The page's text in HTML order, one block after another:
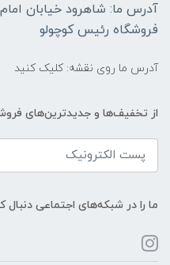
آدرس ما: شاهرود خیابان
فروشگاه رئیس کوچولو
آدرس ما روی نقشه: کلیک کنید
از تخفیف‌ها و جدیدترین‌های
ما را در شبکه‌های اجتماعی دنبال